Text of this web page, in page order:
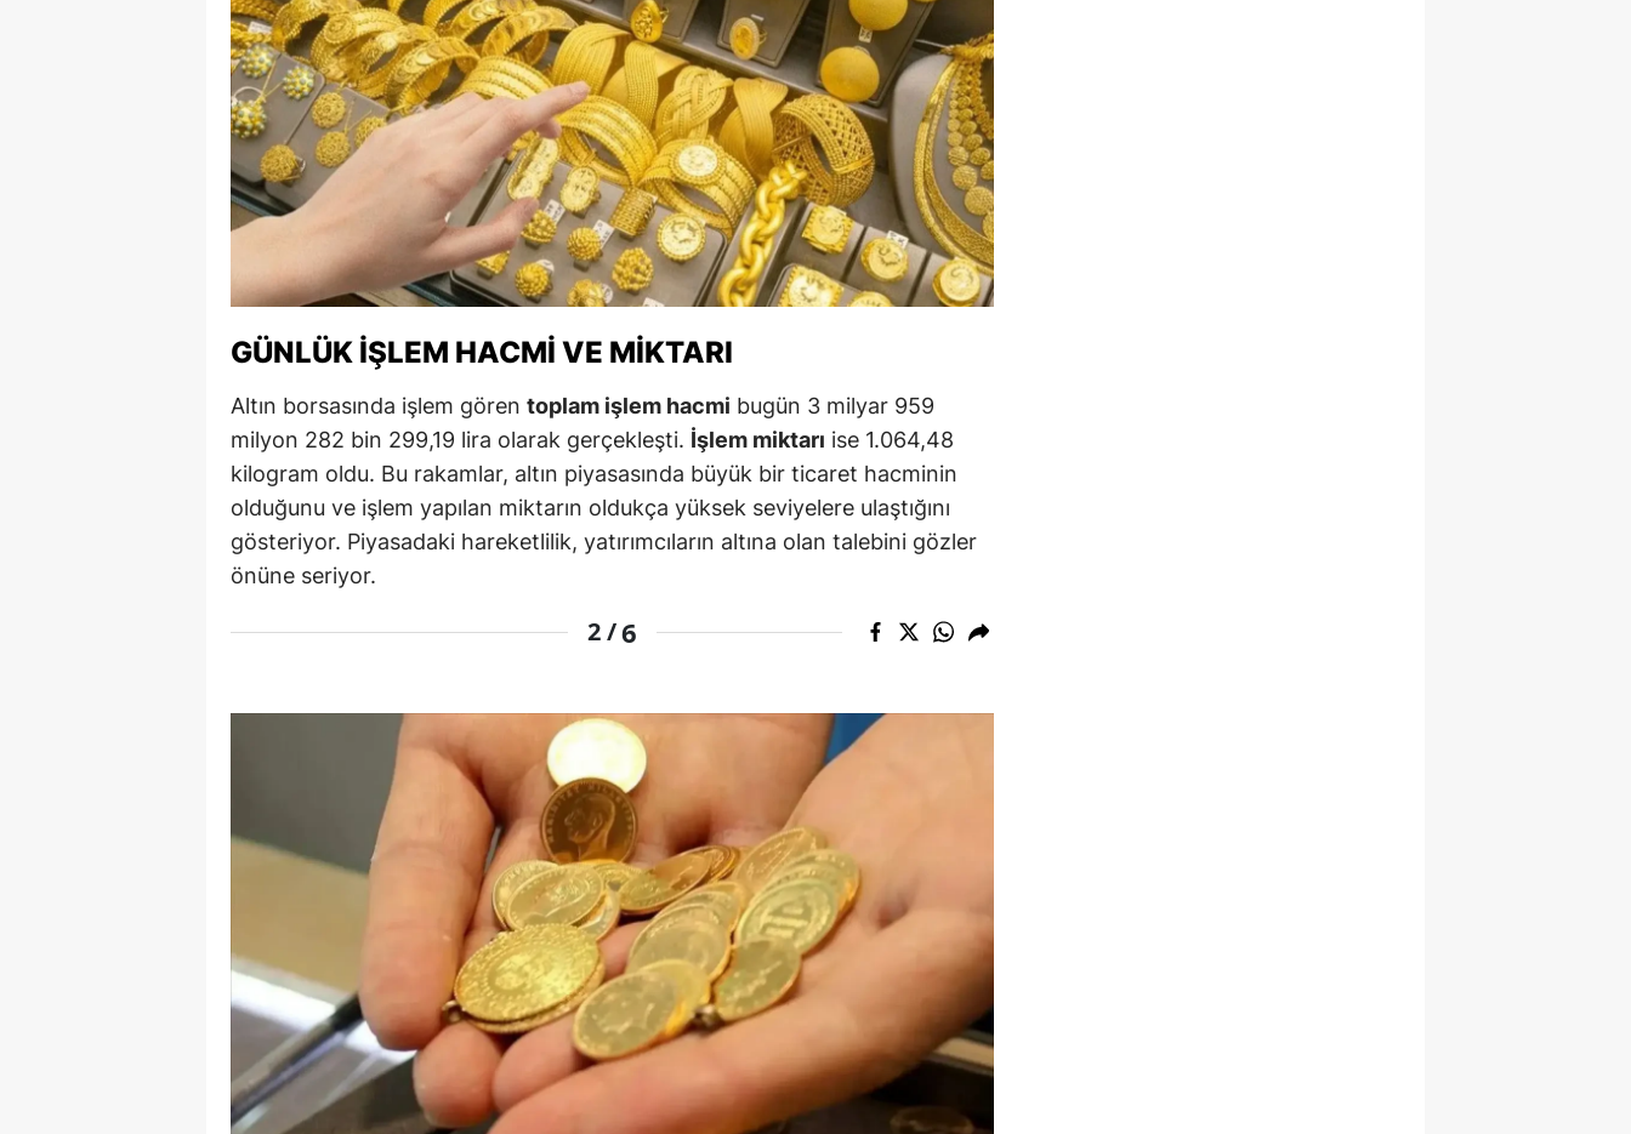
Gaziantep
Giresun
Gümüşhane
Hakkari
Hatay
Isparta
İzmir
Kars
Kastamonu
Kırklareli
Kocaeli
Konya
Kütahya
Malatya
Manisa
Kahramanmaraş
Mardin
Muğla
GÜNLÜK İŞLEM HACMI VE MIKTARI
Altın borsasında işlem gören toplam işlem hacmi bugün 3 milyar 959
milyon 282 bin 299,19 lira olarak gerçekleşti. İşlem miktarı ise 1.064,48
kilogram oldu. Bu rakamlar, altın piyasasında büyük bir ticaret hacminin
olduğunu ve işlem yapılan miktarın oldukça yüksek seviyelere ulaştığını
gösteriyor. Piyasadaki hareketlilik, yatırımcıların altına olan talebini gözler
önüne seriyor.
2 /6